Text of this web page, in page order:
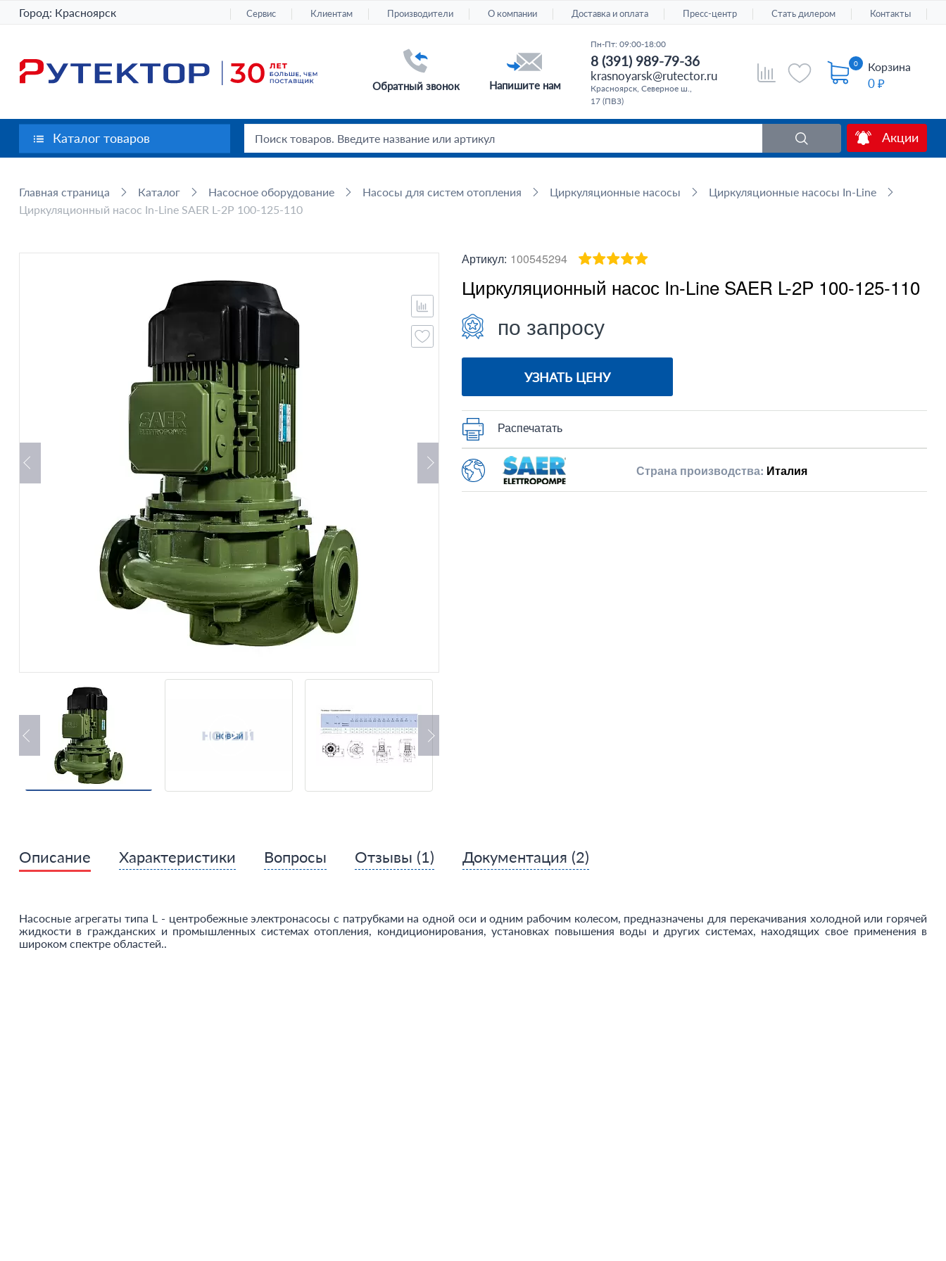
Город: Красноярск Сервис Клиентам Производители О компании Доставка и оплата Пресс-центр Стать дилером Контакты
0 Корзина
0 ₽
Обратный звонок Напишите нам
Пн-Пт: 09:00-18:00
8 (391) 989-79-36
krasnoyarsk@rutector.ru
Красноярск, Северное ш.,
17 (ПВЗ)
Акции
Каталог товаров
Главная страница Каталог Насосное оборудование Насосы для систем отопления Циркуляционные насосы
Циркуляционные насосы In-Line
Циркуляционный насос In-Line SAER L-2P 100-125-110
Артикул: 100545294
Циркуляционный насос In-Line SAER L-2P 100-125-110
по запросу
УЗНАТЬ ЦЕНУ
Распечатать
Страна производства: Италия
Описание Характеристики Вопросы Отзывы (1) Документация (2)
Насосные агрегаты типа L - центробежные электронасосы с патрубками на одной оси и одним рабочим колесом, предназначены для перекачивания холодной или горячей
жидкости в гражданских и промышленных системах отопления, кондиционирования, установках повышения воды и других системах, находящих свое применения в
широком спектре областей..